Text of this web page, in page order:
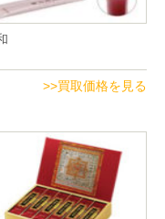
>>買取価格を見る